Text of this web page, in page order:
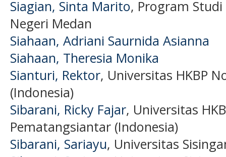
Siagian, Sinta Marito, Program
Negeri Medan
Siahaan, Adriani Saurnida Asianna
Siahaan, Theresia Monika
Sianturi, Rektor, Universitas HKBP
(Indonesia)
Sibarani, Ricky Fajar, Universitas
Pematangsiantar (Indonesia)
Sibarani, Sariayu, Universitas